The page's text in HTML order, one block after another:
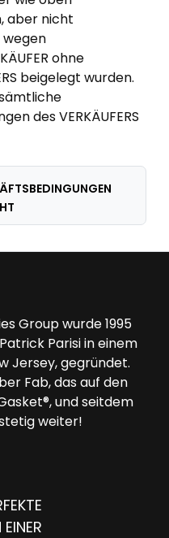
aber nicht
ohne
beigelegt wurden.
des VERKÄUFERS
Group wurde 1995
Parisi in einem
Jersey, gegründet.
Fab, das auf den
und seitdem
weiter!